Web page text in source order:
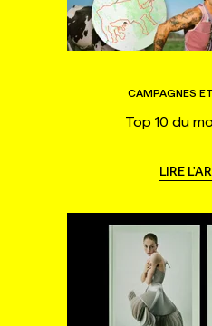
CAMPAGNES
Top 10 du
LIRE